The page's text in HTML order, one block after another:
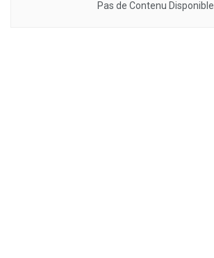
Pas de Contenu Disponible